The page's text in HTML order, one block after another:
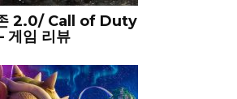
2.0/ Call of Duty
임 리뷰